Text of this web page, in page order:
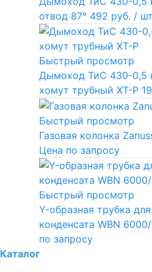
отвод 87° 492 руб. / шт
Быстрый просмотр
Дымоход ТиС 430-0,5
хомут трубный ХТ-Р
Быстрый просмотр
Газовая колонка
Цена по запросу
Быстрый просмотр
Y-образная трубка
конденсата WBN
по запросу
Каталог